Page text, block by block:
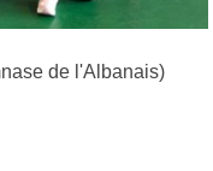
de l'Albanais)